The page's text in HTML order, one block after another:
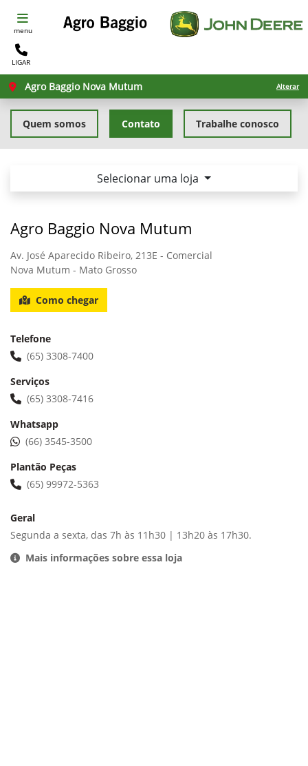
menu
LIGAR
Agro Baggio Nova Mutum Alterar
Quem somos Contato Trabalhe conosco
Selecionar uma loja
Agro Baggio Nova Mutum
Av. José Aparecido Ribeiro, 213E - Comercial
Nova Mutum - Mato Grosso
Como chegar
Telefone
(65) 3308-7400
Serviços
(65) 3308-7416
Whatsapp
(66) 3545-3500
Plantão Peças
(65) 99972-5363
Geral
Segunda a sexta, das 7h às 11h30 | 13h20 às 17h30.
Mais informações sobre essa loja